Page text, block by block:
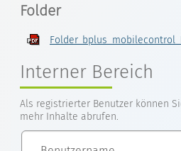
Folder
Interner Bereich
Als registrierter Benutzer können
mehr Inhalte abrufen.